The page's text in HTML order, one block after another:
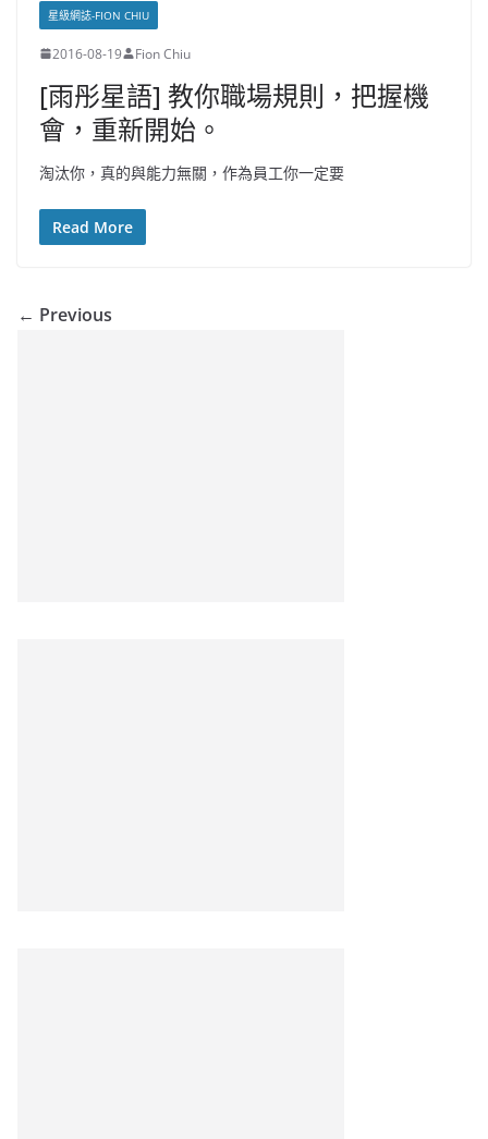
星級網誌-FION CHIU
2016-08-19 Fion Chiu
[雨彤星語] 教你職場規則，把握機
會，重新開始。
淘汰你，真的與能力無關，作為員工你一定要
Read More
← Previous